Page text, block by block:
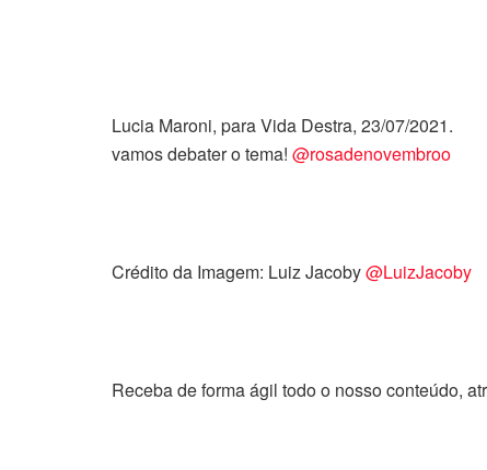
Lucia Maroni, para Vida
vamos debater o tema! @rosadenovembroo
Crédito da Imagem: Luiz Jacoby@LuizJacoby
Receba de forma ágil todo o nosso conteúdo,